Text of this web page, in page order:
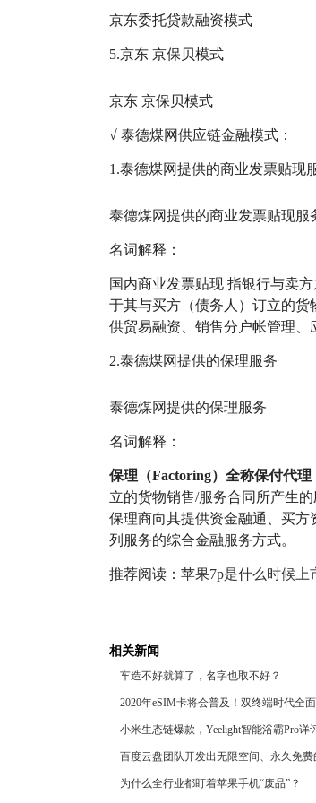
京东委托贷款融资模式
5.京东 京保贝模式
京东 京保贝模式
√ 泰德煤网供应链金融模式：
1.泰德煤网提供的商业发票贴现
泰德煤网提供的商业发票贴现服
名词解释：
国内商业发票贴现 指银行与卖
于其与买方（债务人）订立的
供贸易融资、销售分户帐管理、
2.泰德煤网提供的保理服务
泰德煤网提供的保理服务
名词解释：
保理（Factoring）全称保付代理
立的货物销售/服务合同所产生
保理商向其提供资金融通、买
列服务的综合金融服务方式。
推荐阅读： 苹果7p是什么时候上
相关新闻
车造不好就算了，名字也取不好？
2020年eSIM卡将会普及！双终端时代全
小米生态链爆款，Yeelight智能浴霸Pro
百度云盘团队开发出无限空间、永久免
为什么全行业都盯着苹果手机“废品”？